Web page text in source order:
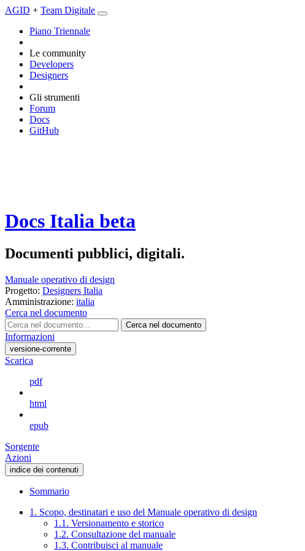
AGID + Team Digitale
Piano Triennale
Le community
Developers
Designers
Gli strumenti
Forum
Docs
GitHub
Docs Italia beta
Documenti pubblici, digitali.
Manuale operativo di design
Progetto: Designers Italia
Amministrazione: italia
Cerca nel documento
Cerca nel documento
Informazioni
versione-corrente
Scarica
pdf
html
epub
Sorgente
Azioni
indice dei contenuti
Sommario
1. Scopo, destinatari e uso del Manuale operativo di design
1.1. Versionamento e storico
1.2. Consultazione del manuale
1.3. Contribuisci al manuale